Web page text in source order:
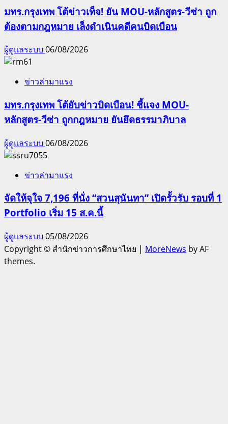
มทร.กรุงเทพ โต้ข่าวเท็จ! ยัน MOU-หลักสูตร-วีซ่า ถูก
ต้องตามกฎหมาย เล็งดำเนินคดีคนบิดเบือน
ผู้ดูแลระบบ 06/08/2026
ข่าวล่ามาแรง
มทร.กรุงเทพ โต้ยับข่าวบิดเบือน! ชี้แจง MOU-
หลักสูตร-วีซ่า ถูกกฎหมาย ยันยึดธรรมาภิบาล
ผู้ดูแลระบบ 06/08/2026
ข่าวล่ามาแรง
จัดให้จุใจ 7,196 ที่นั่ง “สวนสุนันทา” เปิดรั้วรับ รอบที่ 1
Portfolio เริ่ม 15 ส.ค.นี้
ผู้ดูแลระบบ 05/08/2026
Copyright © สำนักข่าวการศึกษาไทย | MoreNews by AF
themes.